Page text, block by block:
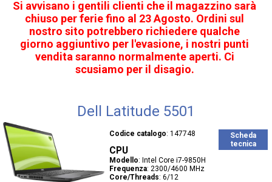
Si avvisano i gentili clienti che il magazzino sarà
chiuso per ferie fino al 23 Agosto. Ordini sul
nostro sito potrebbero richiedere qualche
giorno aggiuntivo per l'evasione, i nostri punti
vendita saranno normalmente aperti. Ci
scusiamo per il disagio.
Dell Latitude 5501
Codice catalogo:147748
CPU
Modello:Intel Core i7-9850H
Frequenza: 2300/4600 MHz
Core/Threads:6/12
Scheda
tecnica